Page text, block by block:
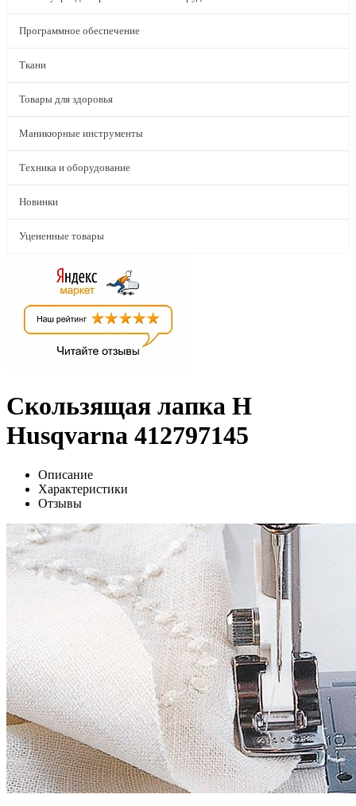
Программное обеспечение
Ткани
Товары для здоровья
Маникюрные инструменты
Техника и оборудование
Новинки
Уцененные товары
Скользящая лапка H
Husqvarna 412797145
Описание
Характеристики
Отзывы